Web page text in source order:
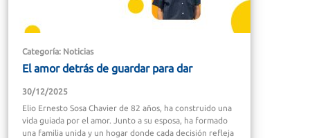
Categoría: Noticias
El amor detrás de guardar para dar
30/12/2025
Elio Ernesto Sosa Chavier de 82 años, ha construido una
vida guiada por el amor. Junto a su esposa, ha formado
una familia unida y un hogar donde cada decisión refleja